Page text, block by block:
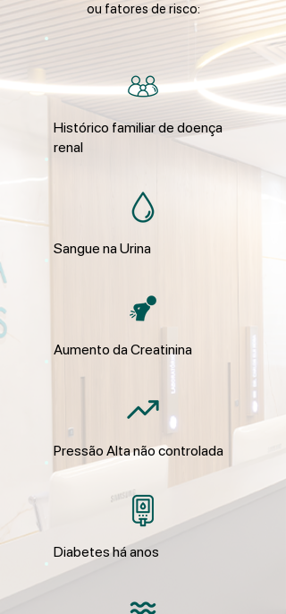
ou fatores de risco:
Histórico familiar de doença
renal
Sangue na Urina
Aumento da Creatinina
Pressão Alta não controlada
Diabetes há anos